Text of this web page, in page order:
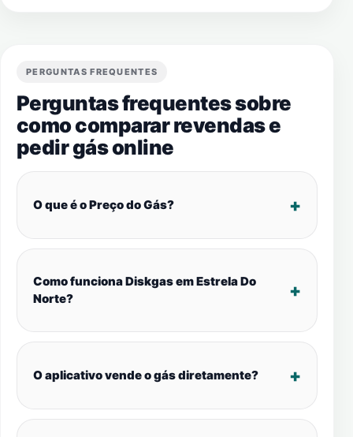
PERGUNTAS FREQUENTES
Perguntas frequentes sobre
como comparar revendas e
pedir gás online
O que é o Preço do Gás?
Como funciona Diskgas em Estrela Do
Norte?
O aplicativo vende o gás diretamente?